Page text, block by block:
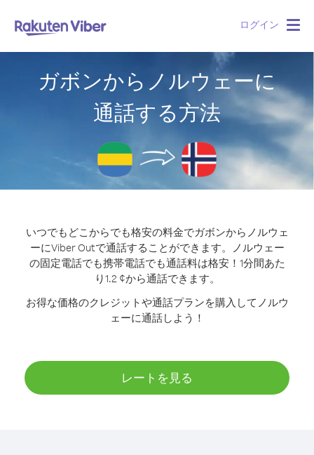
ログイン
ガボンからノルウェーに
通話する方法
いつでもどこからでも格安の料金でガボンからノルウェ
ーにViber Outで通話することができます。
ノルウェー
の固定電話でも携帯電話でも通話料は格安！1分間あた
り1.2 ¢から通話できます。
お得な価格のクレジットや通話プランを購入してノルウ
ェーに通話しよう！
レートを見る